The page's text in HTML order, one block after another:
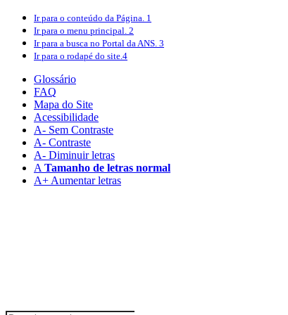
Ir para o conteúdo da Página. 1
Ir para o menu principal. 2
Ir para a busca no Portal da ANS. 3
Ir para o rodapé do site.4
Glossário
FAQ
Mapa do Site
Acessibilidade
A- Sem Contraste
A- Contraste
A- Diminuir letras
A Tamanho de letras normal
A+ Aumentar letras